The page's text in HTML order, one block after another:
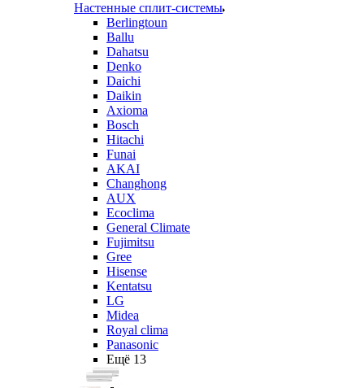
Настенные сплит-системы
Berlingtoun
Ballu
Dahatsu
Denko
Daichi
Daikin
Axioma
Bosch
Hitachi
Funai
AKAI
Changhong
AUX
Ecoclima
General Climate
Fujimitsu
Gree
Hisense
Kentatsu
LG
Midea
Royal clima
Panasonic
Ещё 13